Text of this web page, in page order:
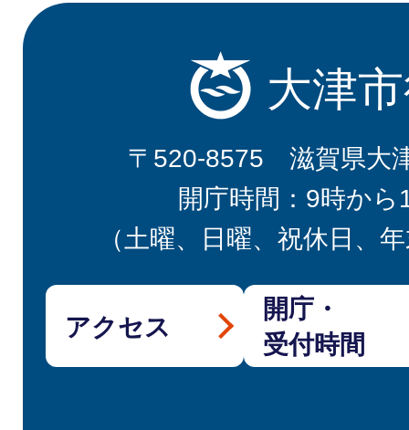
大津
〒520-8575 滋賀県大
開庁時間：9時から
（土曜、日曜、祝休日、
アクセス
開庁・
受付時間